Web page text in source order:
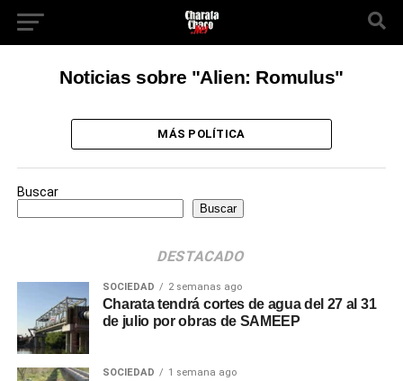
Noticias sobre "Alien: Romulus"
MÁS POLÍTICA
Buscar
Buscar
DESTACADO
SOCIEDAD 2 semanas ago
Charata tendrá cortes de agua del 27 al 31
de julio por obras de SAMEEP
SOCIEDAD 1 semana ago